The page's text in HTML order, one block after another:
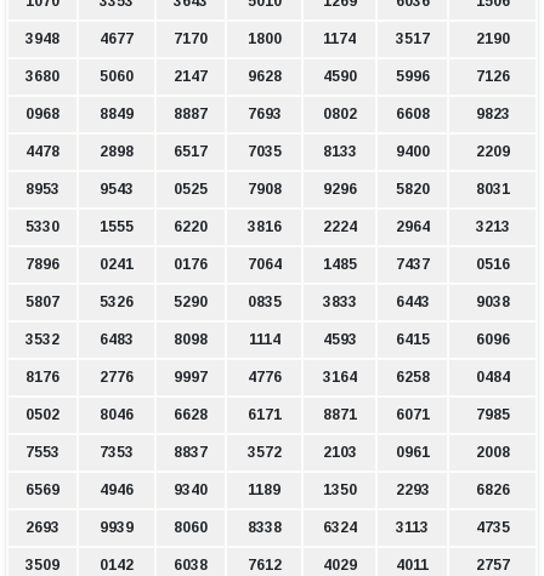
3948 4677 7170 1800 1174 3517 2190
3680 5060 2147 9628 4590 5996 7126
0968 8849 8887 7693 0802 6608 9823
4478 2898 6517 7035 8133 9400 2209
8953 9543 0525 7908 9296 5820 8031
5330 1555 6220 3816 2224 2964 3213
7896 0241 0176 7064 1485 7437 0516
5807 5326 5290 0835 3833 6443 9038
3532 6483 8098 1114 4593 6415 6096
8176 2776 9997 4776 3164 6258 0484
0502 8046 6628 6171 8871 6071 7985
7553 7353 8837 3572 2103 0961 2008
6569 4946 9340 1189 1350 2293 6826
2693 9939 8060 8338 6324 3113 4735
3509 0142 6038 7612 4029 4011 2757